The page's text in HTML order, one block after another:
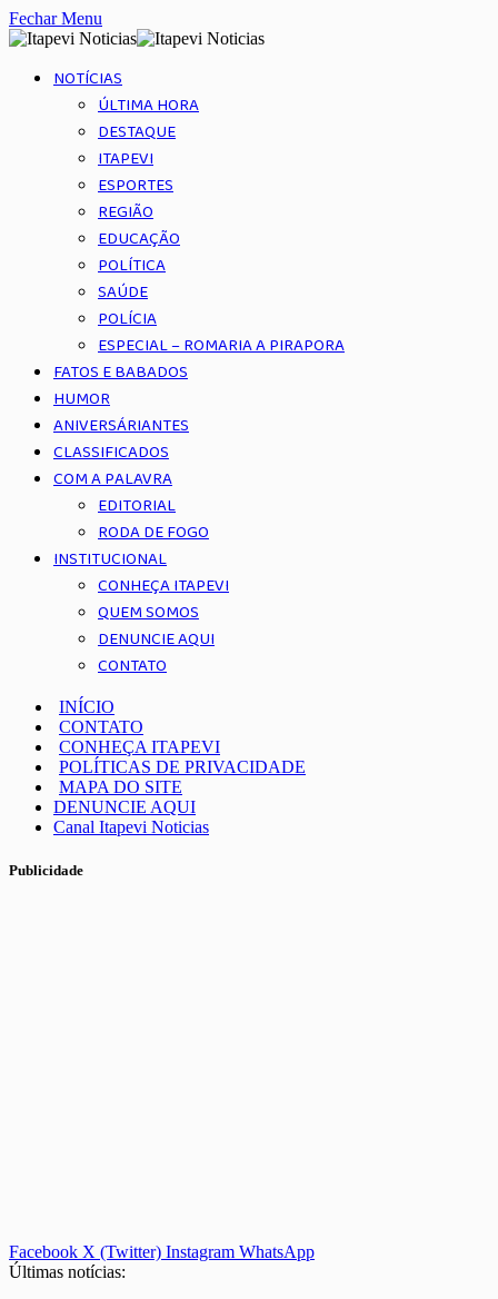
Fechar Menu
NOTÍCIAS
ÚLTIMA HORA
DESTAQUE
ITAPEVI
ESPORTES
REGIÃO
EDUCAÇÃO
POLÍTICA
SAÚDE
POLÍCIA
ESPECIAL – ROMARIA A PIRAPORA
FATOS E BABADOS
HUMOR
ANIVERSÁRIANTES
CLASSIFICADOS
COM A PALAVRA
EDITORIAL
RODA DE FOGO
INSTITUCIONAL
CONHEÇA ITAPEVI
QUEM SOMOS
DENUNCIE AQUI
CONTATO
INÍCIO
CONTATO
CONHEÇA ITAPEVI
POLÍTICAS DE PRIVACIDADE
MAPA DO SITE
DENUNCIE AQUI
Canal Itapevi Noticias
Publicidade
Facebook X (Twitter) Instagram WhatsApp
Últimas notícias: